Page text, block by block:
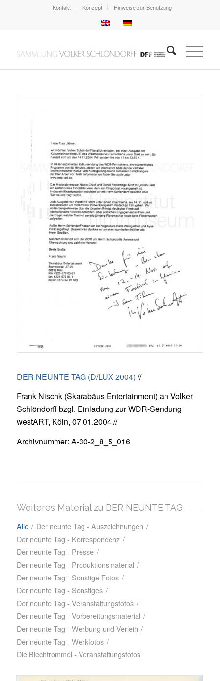
Kontakt Konzept Hinweise zur Benutzung
DER NEUNTE TAG (D/LUX 2004) //
Frank Nischk (Skarabäus Entertainment) an Volker
Schlöndorff bzgl. Einladung zur WDR-Sendung
westART, Köln, 07.01.2004 //
Archivnummer: A-30-2_8_5_016
Weiteres Material zu DER NEUNTE TAG
Alle / Der neunte Tag - Auszeichnungen /
Der neunte Tag - Korrespondenz /
Der neunte Tag - Presse /
Der neunte Tag - Produktionsmaterial /
Der neunte Tag - Sonstige Fotos /
Der neunte Tag - Sonstiges /
Der neunte Tag - Veranstaltungsfotos /
Der neunte Tag - Vorbereitungsmaterial /
Der neunte Tag - Werbung und Verleih /
Der neunte Tag - Werkfotos /
Die Blechtrommel - Veranstaltungsfotos